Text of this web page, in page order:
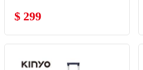
$ 299